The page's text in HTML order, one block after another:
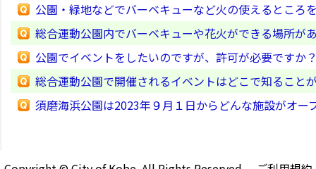
公園・緑地などでバーベキューなど火の使えるところ
総合運動公園内でバーベキューや花火ができる場所が
公園でイベントをしたいのですが、許可が必要ですか
総合運動公園で開催されるイベントはどこで知ること
須磨海浜公園は2023年９月１日からどんな施設がオー